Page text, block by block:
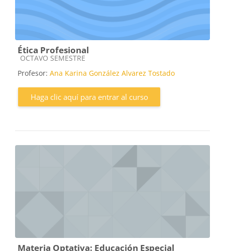
Ética Profesional
Categoría de cursos
OCTAVO SEMESTRE
Profesor: Ana Karina González Alvarez Tostado
Haga clic aquí para entrar al curso
Materia Optativa: Educación Especial